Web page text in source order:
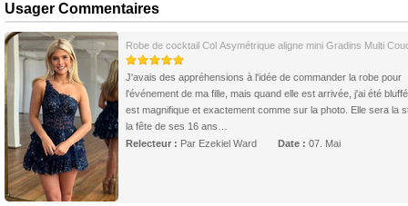
Usager Commentaires
Robe de cocktail Col Asymétrique aligne mini Gradins Multi
J'avais des appréhensions à l'idée de commander la robe pour
l'événement de ma fille, mais quand elle est arrivée, j'ai été
est magnifique et exactement comme sur la photo. Elle sera la
la fête de ses 16 ans…
Relecteur : Par Ezekiel Ward Date : 07. Mai